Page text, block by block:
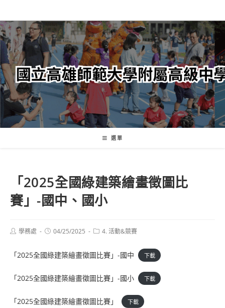
轉
至
主
內
容
選單
「2025全國綠建築繪畫徵圖比
賽」-國中、國小
Post學務處
Post04/25/2025
Post4. 活動&競賽
「2025全國綠建築繪畫徵圖比賽」-國中 下載
「2025全國綠建築繪畫徵圖比賽」-國小 下載
「2025全國綠建築繪畫徵圖比賽」 下載